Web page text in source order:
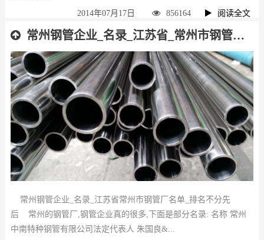
2014年07月17日 856164 阅读全文
常州钢管企业_名录_江苏省_常州市钢管厂_名单_排名_不分先后
常州钢管企业_名录_江苏省常州市钢管厂名单_排名不分先
后 常州的钢管厂,钢管企业真的很多,下面是部分名录: 名称 常州
中南特种钢管有限公司法定代表人 朱国良&...